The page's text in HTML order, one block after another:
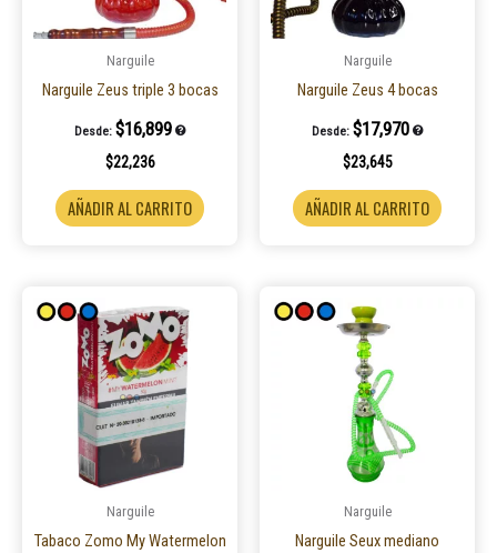
Narguile
Narguile Zeus triple 3 bocas
Desde: $16,899
$22,236
AÑADIR AL CARRITO
Narguile
Narguile Zeus 4 bocas
Desde: $17,970
$23,645
AÑADIR AL CARRITO
Narguile
Tabaco Zomo My Watermelon
elegir
Narguile
Narguile Seux mediano